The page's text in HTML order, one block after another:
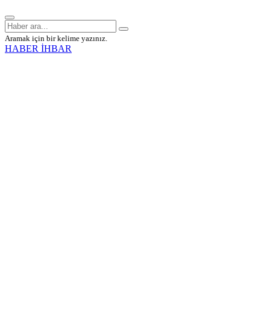
Aramak için bir kelime yazınız.
HABER İHBAR